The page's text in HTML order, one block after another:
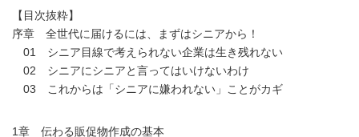
【目次抜粋】
序章 全世代に届けるには、まずはシニアから！
01 シニア目線で考えられない企業は生き残れない
02 シニアにシニアと言ってはいけないわけ
03 これからは「シニアに嫌われない」ことがカギ
1章 伝わる販促物作成の基本